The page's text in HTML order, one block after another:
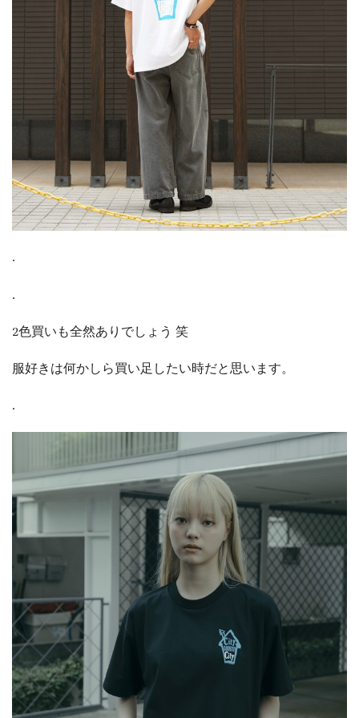
.
.
2色買いも全然ありでしょう 笑
服好きは何かしら買い足したい時だと思います。
.